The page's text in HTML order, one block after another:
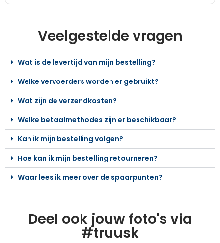
Veelgestelde vragen
Wat is de levertijd van mijn bestelling?
Welke vervoerders worden er gebruikt?
Wat zijn de verzendkosten?
Welke betaalmethodes zijn er beschikbaar?
Kan ik mijn bestelling volgen?
Hoe kan ik mijn bestelling retourneren?
Waar lees ik meer over de spaarpunten?
Deel ook jouw foto's via
#truusk